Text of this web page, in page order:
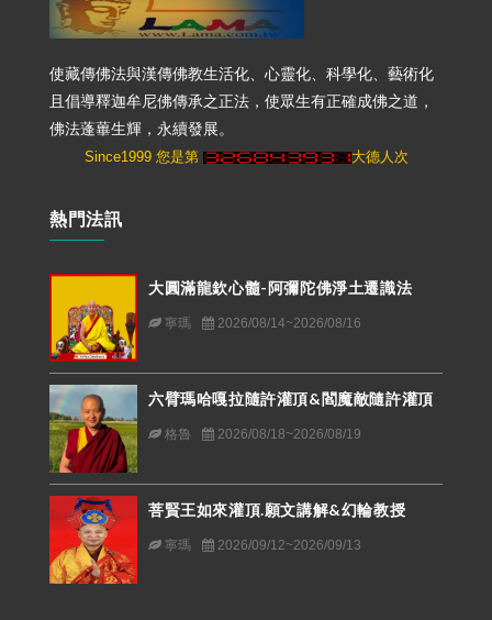
使藏傳佛法與漢傳佛教生活化、心靈化、科學化、藝術化
且倡導釋迦牟尼佛傳承之正法，使眾生有正確成佛之道，
佛法蓬蓽生輝，永續發展。
Since1999 您是第 大德人次
熱門法訊
大圓滿龍欽心髓-阿彌陀佛淨土遷識法
寧瑪 2026/08/14~2026/08/16
六臂瑪哈嘎拉隨許灌頂&閻魔敵隨許灌頂
格魯 2026/08/18~2026/08/19
菩賢王如來灌頂.願文講解&幻輪教授
寧瑪 2026/09/12~2026/09/13